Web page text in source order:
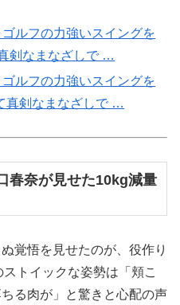
ゴルフの力強いスイングを
剣なまなざしで …
ゴルフの力強いスイングを
真剣なまなざしで …
春奈が見せた10kg減量
覚悟を見せたのが、役作り
トイックな姿勢は「頬こ
る肉が」と驚きと心配の声